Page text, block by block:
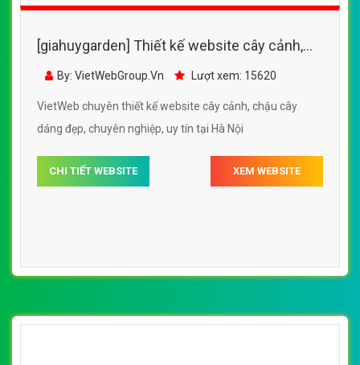
[giahuygarden] Thiết kế website cây cảnh,
chậu cây dáng đẹp đẹp SEO tốt
By: VietWebGroup.Vn Lượt xem: 15620
VietWeb chuyên thiết kế website cây cảnh, chậu cây
dáng đẹp, chuyên nghiệp, uy tín tại Hà Nội
CHI TIẾT WEBSITE XEM WEBSITE